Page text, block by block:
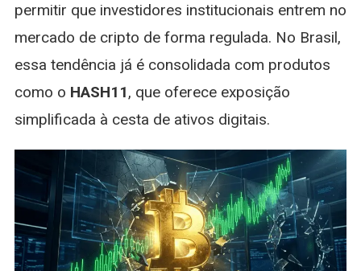
permitir que investidores institucionais entrem no
mercado de cripto de forma regulada. No Brasil,
essa tendência já é consolidada com produtos
como o HASH11, que oferece exposição
simplificada à cesta de ativos digitais.